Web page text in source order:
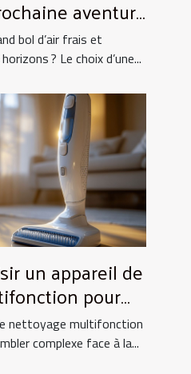
aventure
bol d’air frais et
? Le choix d’une...
un appareil de
pour
nettoyage multifonction
complexe face à la...